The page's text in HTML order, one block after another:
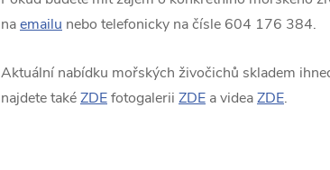
naemailu nebo telefonicky na čísle 604 176 384.
Aktuální nabídku mořských živočichů skladem
najdete takéZDEfotogalerii ZDE a videaZDE.